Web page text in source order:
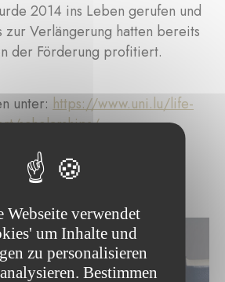
2014 ins Leben gerufen und
Verlängerung hatten bereits
der Förderung profitiert.
unter: https://www.uni.lu/life-
scholarships/
Webseite verwendet
um Inhalte und
zu personalisieren
Bestimmen